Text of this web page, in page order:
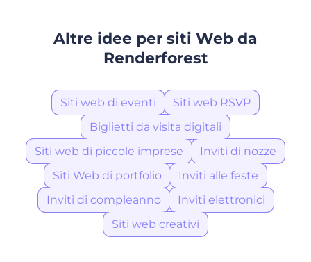
Altre idee per siti Web da
Renderforest
Siti web di eventi
Siti web RSVP
Biglietti da visita digitali
Siti web di piccole imprese
Inviti di nozze
Siti Web di portfolio
Inviti alle feste
Inviti di compleanno
Inviti elettronici
Siti web creativi